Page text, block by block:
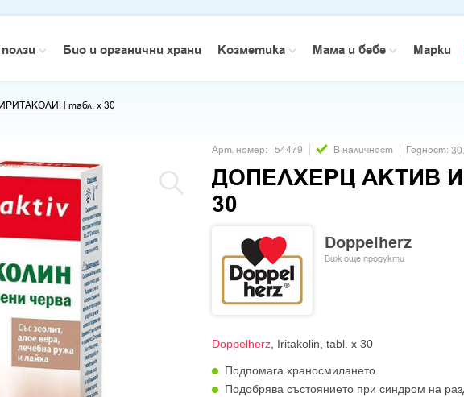
Био и органични храни Козметика Мама и бебе Марки
табл. х 30
Арт. номер: 54479 В наличност Годност:
ДОПЕЛХЕРЦ АКТИВ
30
Doppelherz
Виж още продукти
Doppelherz , Iritakolin, tabl. x 30
Подпомага храносмилането.
Подобрява състоянието при синдром на